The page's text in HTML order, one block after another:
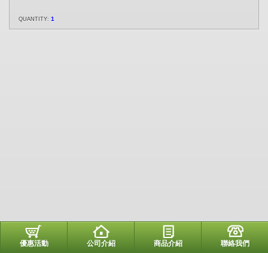
QUANTITY: 1
優惠活動 公司介紹 商品介紹 聯絡我們